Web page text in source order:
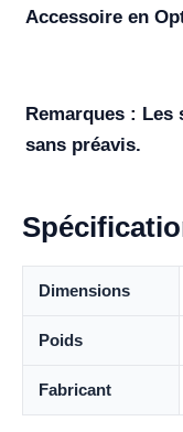
Accessoire en
Remarques :
sans préavis.
Dimensions
Poids
Fabricant